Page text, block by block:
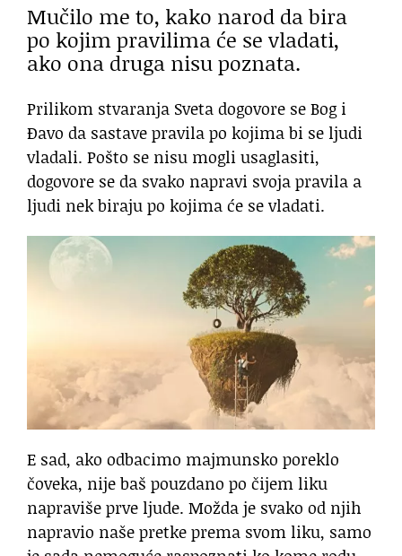
Mučilo me to, kako narod da bira
po kojim pravilima će se vladati,
ako ona druga nisu poznata.
Prilikom stvaranja Sveta dogovore se Bog i
Đavo da sastave pravila po kojima bi se ljudi
vladali. Pošto se nisu mogli usaglasiti,
dogovore se da svako napravi svoja pravila a
ljudi nek biraju po kojima će se vladati.
E sad, ako odbacimo majmunsko poreklo
čoveka, nije baš pouzdano po čijem liku
napraviše prve ljude. Možda je svako od njih
napravio naše pretke prema svom liku, samo